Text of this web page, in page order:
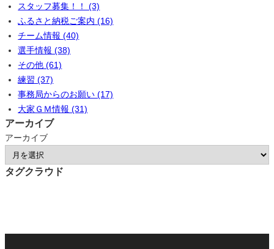
スタッフ募集！！ (3)
ふるさと納税ご案内 (16)
チーム情報 (40)
選手情報 (38)
その他 (61)
練習 (37)
事務局からのお願い (17)
大家ＧＭ情報 (31)
アーカイブ
アーカイブ
タグクラウド